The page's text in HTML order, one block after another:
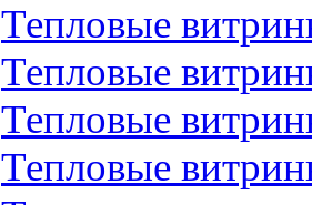
Тепловые
Тепловые
Тепловые
Тепловые